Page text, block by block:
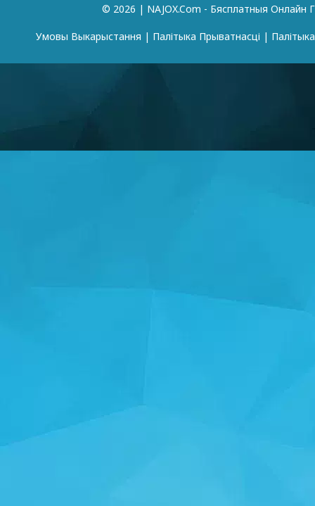
© 2026 | NAJOX.com - Бясплатныя Онлайн
Умовы Выкарыстання | Палітыка Прыватнасці |